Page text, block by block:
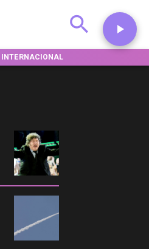
INTERNACIONAL